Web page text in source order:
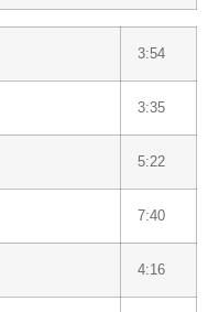
3:54
3:35
5:22
7:40
4:16